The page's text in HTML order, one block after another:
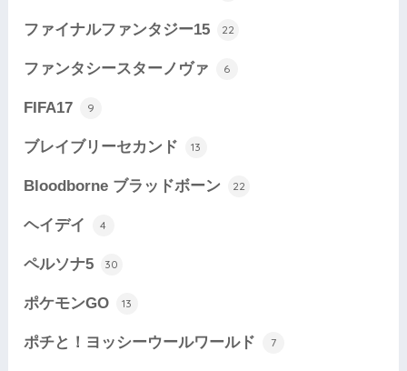
ファイナルファンタジー15 22
ファンタシースターノヴァ 6
FIFA17 9
ブレイブリーセカンド 13
Bloodborne ブラッドボーン 22
ヘイデイ 4
ペルソナ5 30
ポケモンGO 13
ポチと！ヨッシーウールワールド 7